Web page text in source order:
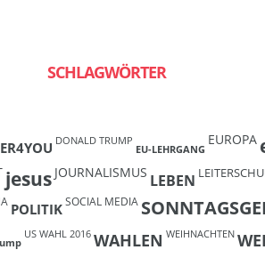
SCHLAGWÖRTER
DONALD TRUMP
EU-LEHRGANG
EUROPA
jesus JOURNALISMUS LEBEN
POLITIKSOCIAL MEDIA
US WAHL 2016 WAHLEN WEIHNACHTEN